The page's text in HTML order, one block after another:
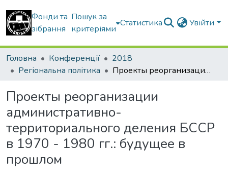
Фонди та
зібрання
Пошук за
критеріями
Статистика Увійти
Головна Конференції
2018
Регіональна політика
Проекты реорганизации административно-территориального деления БССР в 1970 - 1980 гг.: будущее в прошлом
Проекты реорганизации
административно-
территориального деления БССР
в 1970 - 1980 гг.: будущее в
прошлом